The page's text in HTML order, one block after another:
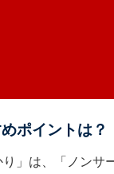
ポイントは？
」は、「ノンサ